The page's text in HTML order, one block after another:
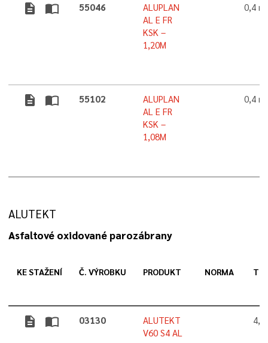
description import_contacts 55046
ALUPLAN
AL E FR
KSK –
1,20M
0,4
description import_contacts 55102
ALUPLAN
AL E FR
KSK –
1,08M
0,4
ALUTEKT
Asfaltové oxidované parozábrany
KE STAŽENÍ Č. VÝROBKU PRODUKT NORMA
description import_contacts 03130
ALUTEKT
V60 S4 AL